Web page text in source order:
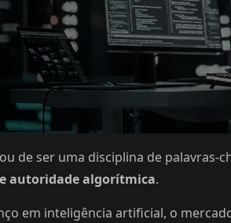
de ser uma disciplina de palavras-
autoridade algorítmica.
em inteligência artificial, o